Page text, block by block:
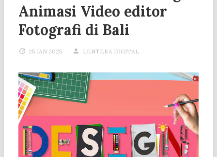
Animasi Video editor
Fotografi di Bali
25 JAN 2025 LENTERA DIGITAL